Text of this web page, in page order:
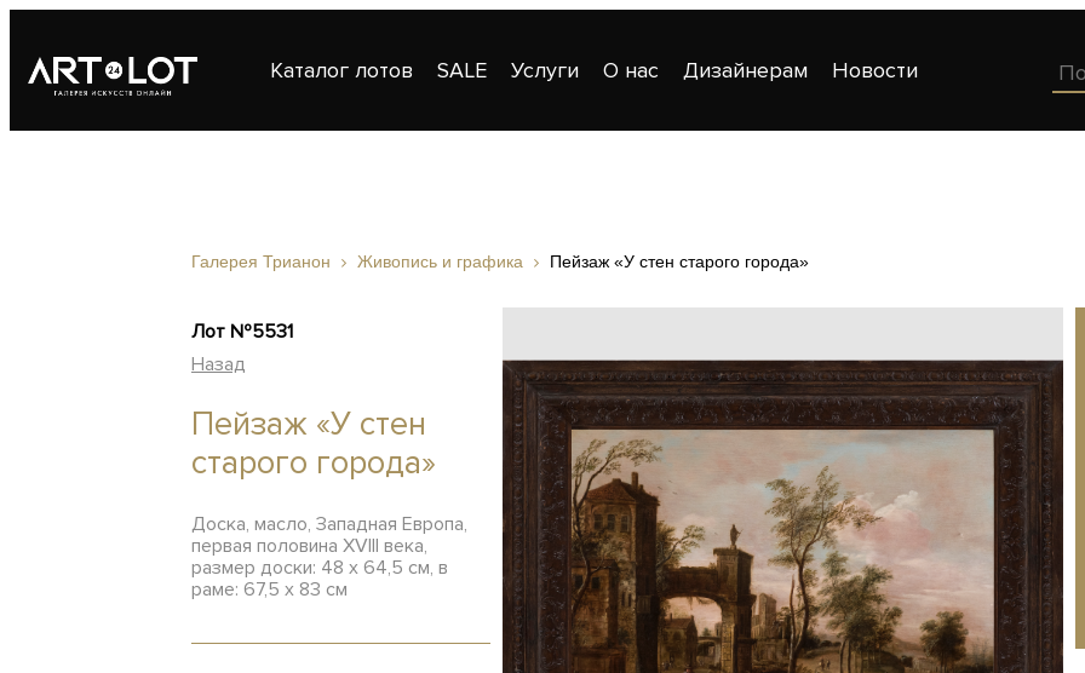
Каталог лотов SALE Услуги О нас Дизайнерам Новости
Галерея Трианон Живопись и графика Пейзаж «У стен старого города»
Лот №5531
Назад
Пейзаж «У стен
старого города»
Доска, масло, Западная Европа,
первая половина XVIII века,
размер доски: 48 х 64,5 см, в
раме: 67,5 х 83 см